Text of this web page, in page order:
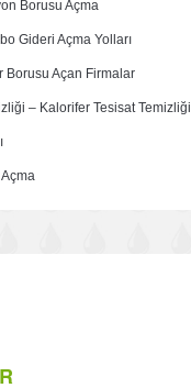
Borusu Açma
Gideri Açma Yolları
Borusu Açan Firmalar
– Kalorifer Tesisat Temizliği
Açma